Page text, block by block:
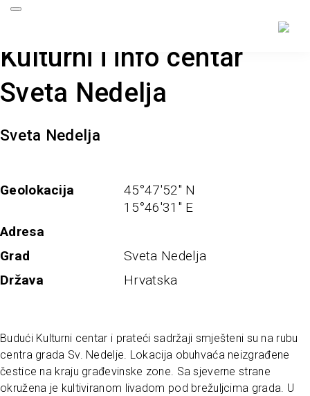
Kulturni i info centar
Sveta Nedelja
Sveta Nedelja
Geolokacija
45°47'52'' N
15°46'31'' E
Adresa
Grad
Sveta Nedelja
Država
Hrvatska
Budući Kulturni centar i prateći sadržaji smješteni su na rubu
centra grada Sv. Nedelje. Lokacija obuhvaća neizgrađene
čestice na kraju građevinske zone. Sa sjeverne strane
okružena je kultiviranom livadom pod brežuljcima grada. U